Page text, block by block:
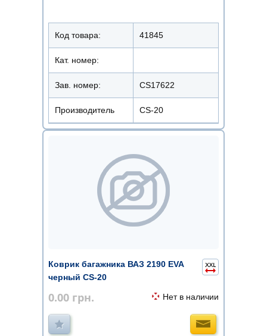
Код товара: 41845
Кат. номер:
Зав. номер: CS17622
Производитель CS-20
Коврик багажника ВАЗ 2190 EVA
черный CS-20
0.00 грн. Нет в наличии